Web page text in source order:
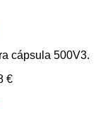
cápsula 500V3.
€